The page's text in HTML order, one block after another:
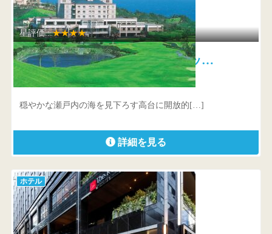
星評価 :★★★★
グランドエクシブ鳴門 ザ・ロッ…
徳島県 鳴門市北灘町折野大川筋182
穏やかな瀬戸内の海を見下ろす高台に開放的[…]
詳細を見る
ホテル